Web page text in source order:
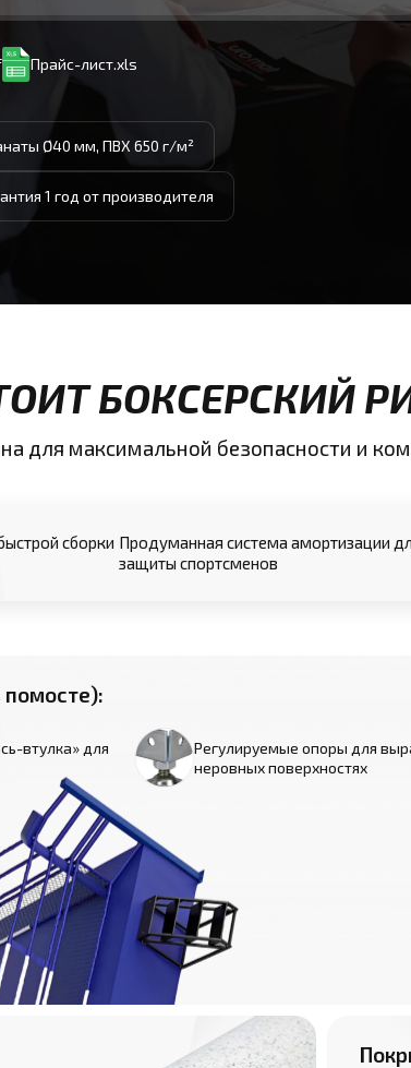
Прайс-лист.xls
Ø40 мм, ПВХ 650 г/м²
1 год от производителя
БОКСЕРСКИЙ
для максимальной безопасности и
сборки Продуманная система амортизации
защиты спортсменов
помосте):
втулка» для
Регулируемые опоры для
неровных поверхностях